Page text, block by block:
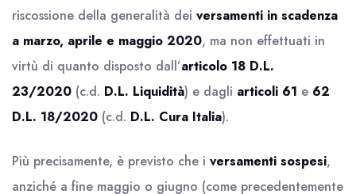
riscossione della generalità dei versamenti in scadenza
a marzo, aprile e maggio 2020, ma non effettuati in
virtù di quanto disposto dall’articolo 18 D.L.
23/2020 (c.d. D.L. Liquidità) e dagli articoli 61 e 62
D.L. 18/2020 (c.d. D.L. Cura Italia).
Più precisamente, è previsto che i versamenti sospesi,
anziché a fine maggio o giugno (come precedentemente